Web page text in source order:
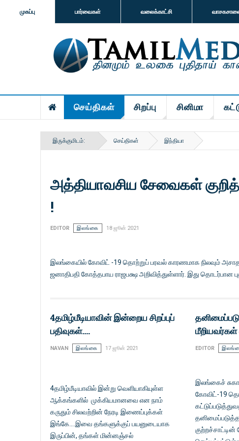
முகப்பு பார்வைகள் வலைக்காட்சி
செய்திகள் சிறப்பு சினிமா
இருக்குமிடம்: செய்திகள் இந்தியா
அத்தியாவசிய சேவைகள்
!
EDITOR இலங்கை 18 ஜூன் 2021
இலங்கையில் கோவிட் -19 தொற்றுப் பரவல் காரணமாக நிலவும்
ஜனாதிபதி கோத்தபாய ராஜபக்ஷ அறிவித்துள்ளார். இது தொடர்பான
4தமிழ்மீடியாவின் இன்றைய சிறப்புப்
பதிவுகள்....
NAVAN இலங்கை 17 ஜூன் 2021
4தமிழ்மீடியாவில் இன்று வெளியாகியுள்ள
ஆக்கங்களில் முக்கியமானவை என நாம்
கருதும் சிலவற்றின் நேரடி இணைப்புக்கள்
இங்கே....இவை தங்களுக்குப் பயனுடையாக
இருப்பின், தங்கள் மின்னஞ்சல்
மீறியவர்கள்
EDITOR
இலங்கைச்
கோவிட்-19
குற்றச்சாட்டின்